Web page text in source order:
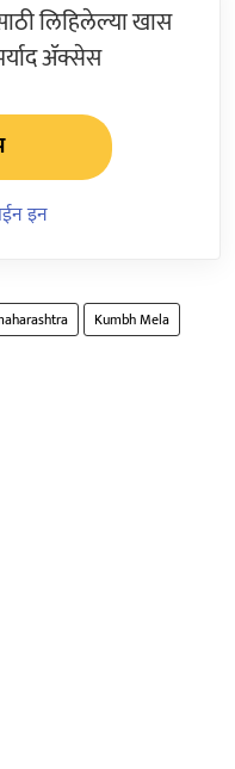
लिहिलेल्या खास
ॲक्सेस
इन
Kumbh Mela